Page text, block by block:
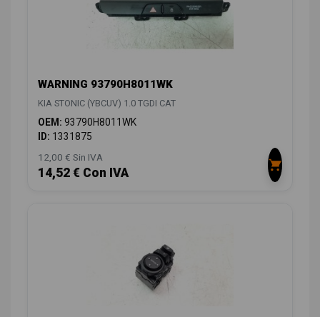
WARNING 93790H8011WK
KIA STONIC (YBCUV) 1.0 TGDI CAT
OEM: 93790H8011WK
ID: 1331875
12,00 € Sin IVA
14,52 € Con IVA